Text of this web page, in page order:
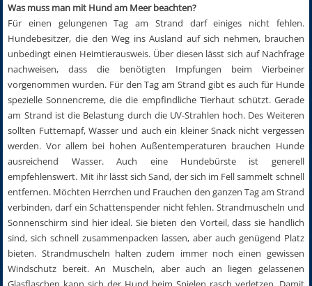
Was muss man mit Hund am Meer beachten?
Für einen gelungenen Tag am Strand darf einiges nicht fehlen.
Hundebesitzer, die den Weg ins Ausland auf sich nehmen, brauchen
unbedingt einen Heimtierausweis. Über diesen lässt sich auf Nachfrage
nachweisen, dass die benötigten Impfungen beim Vierbeiner
vorgenommen wurden. Für den Tag am Strand gibt es auch für Hunde
spezielle Sonnencreme, die die empfindliche Tierhaut schützt. Gerade
am Strand ist die Belastung durch die UV-Strahlen hoch. Des Weiteren
sollten Futternapf, Wasser und auch ein kleiner Snack nicht vergessen
werden. Vor allem bei hohen Außentemperaturen brauchen Hunde
ausreichend Wasser. Auch eine Hundebürste ist generell
empfehlenswert. Mit ihr lässt sich Sand, der sich im Fell sammelt schnell
entfernen. Möchten Herrchen und Frauchen den ganzen Tag am Strand
verbinden, darf ein Schattenspender nicht fehlen. Strandmuscheln und
Sonnenschirm sind hier ideal. Sie bieten den Vorteil, dass sie handlich
sind, sich schnell zusammenpacken lassen, aber auch genügend Platz
bieten. Strandmuscheln halten zudem immer noch einen gewissen
Windschutz bereit. An Muscheln, aber auch an liegen gelassenen